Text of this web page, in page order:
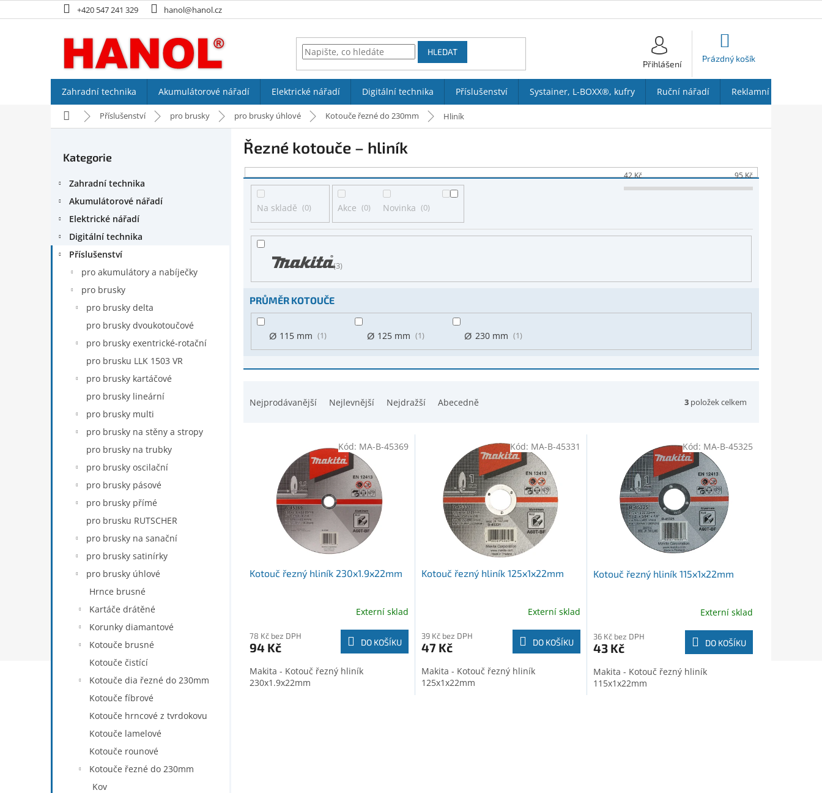
na
+420 547 241 329 hanol@hanol.cz
HLEDAT
Přihlášení
Prázdný košík
Zahradní technika Akumulátorové nářadí Elektrické nářadí Digitální technika Příslušenství Systainer, L-BOXX®, kufry Ruční nářadí Reklamní předměty
Domů Příslušenství pro brusky pro brusky úhlové Kotouče řezné do 230mm Hliník
í
Přeskočit
Kategorie
Zahradní technika
Akumulátorové nářadí
Elektrické nářadí
Digitální technika
Příslušenství
pro akumulátory a nabíječky
pro brusky
pro brusky delta
pro brusky dvoukotoučové
pro brusky exentrické-rotační
pro brusku LLK 1503 VR
pro brusky kartáčové
pro brusky lineární
pro brusky multi
pro brusky na stěny a stropy
pro brusky na trubky
pro brusky oscilační
pro brusky pásové
pro brusky přímé
pro brusku RUTSCHER
pro brusky na sanační
pro brusky satinírky
pro brusky úhlové
Hrnce brusné
Kartáče drátěné
Korunky diamantové
Kotouče brusné
Kotouče čistící
Kotouče dia řezné do 230mm
Kotouče fíbrové
Kotouče hrncové z tvrdokovu
Kotouče lamelové
Kotouče rounové
Kotouče řezné do 230mm
Kov
Řezné kotouče – hliník
Nejprodávanější Nejlevnější Nejdražší Abecedně 3 položek celkem
42Kč 95Kč
Na skladě 0 Akce 0 Novinka 0
3
PRŮMĚR KOTOUČE
115 mm 1 125 mm 1 230 mm 1
V
Kotouč řezný hliník 230x1.9x22mm
Externí sklad
78 Kč bez DPH
94 Kč DO KOŠÍKU
Makita - Kotouč řezný hliník
230x1.9x22mm
Kód: MA-B-45369
Kotouč řezný hliník 125x1x22mm
Externí sklad
39 Kč bez DPH
47 Kč DO KOŠÍKU
Makita - Kotouč řezný hliník
125x1x22mm
Kód: MA-B-45331
Kotouč řezný hliník 115x1x22mm
Externí sklad
36 Kč bez DPH
43 Kč DO KOŠÍKU
Makita - Kotouč řezný hliník
115x1x22mm
Kód: MA-B-45325